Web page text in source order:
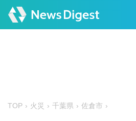
TOP 火災 千葉県 佐倉市